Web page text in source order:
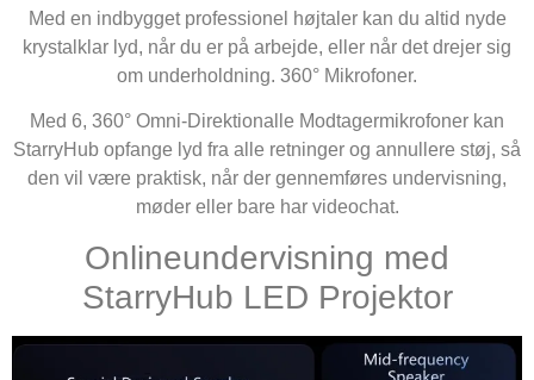
Med en indbygget professionel højtaler kan du altid nyde
krystalklar lyd, når du er på arbejde, eller når det drejer sig
om underholdning. 360° Mikrofoner.
Med 6, 360° Omni-Direktionalle Modtagermikrofoner kan
StarryHub opfange lyd fra alle retninger og annullere støj, så
den vil være praktisk, når der gennemføres undervisning,
møder eller bare har videochat.
Onlineundervisning med
StarryHub LED Projektor